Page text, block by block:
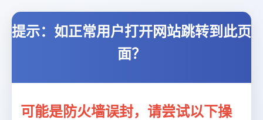
提示：如正常用户打开网站跳转到此页
面？
可能是防火墙误封，请尝试以下操